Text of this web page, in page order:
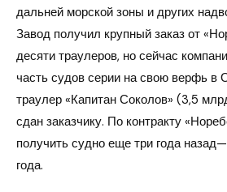
дальней морской зоны и других
Завод получил крупный заказ от
десяти траулеров, но сейчас
часть судов серии на свою верфь в
траулер «Капитан Соколов» (3,5
сдан заказчику. По контракту
получить судно еще три года
года.